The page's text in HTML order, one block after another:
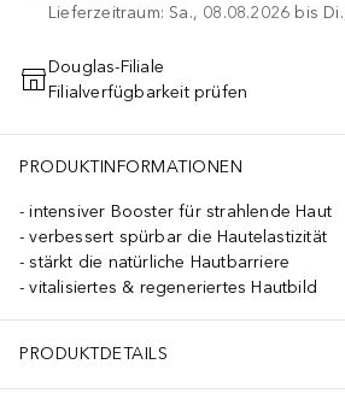
Lieferzeitraum: Sa., 08.08.2026 bis
IN DEN
Douglas-Filiale
Filialverfügbarkeit prüfen
PRODUKTINFORMATIONEN
intensiver Booster für strahlende Haut
verbessert spürbar die Hautelastizität
stärkt die natürliche Hautbarriere
vitalisiertes & regeneriertes Hautbild
PRODUKTDETAILS